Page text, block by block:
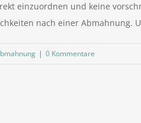
einzuordnen und keine
nach einer Abmahnung.
| 0 Kommentare